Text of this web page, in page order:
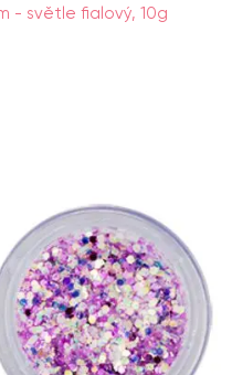
- světle fialový, 10g